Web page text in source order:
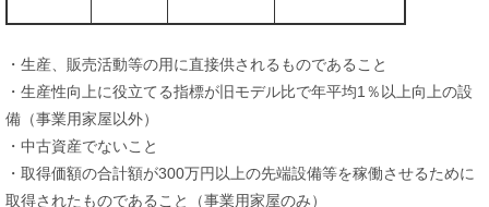
・生産、販売活動等の用に直接供されるものであること
・生産性向上に役立てる指標が旧モデル比で年平均1％以上向上の設
備（事業用家屋以外）
・中古資産でないこと
・取得価額の合計額が300万円以上の先端設備等を稼働させるために
取得されたものであること（事業用家屋のみ）